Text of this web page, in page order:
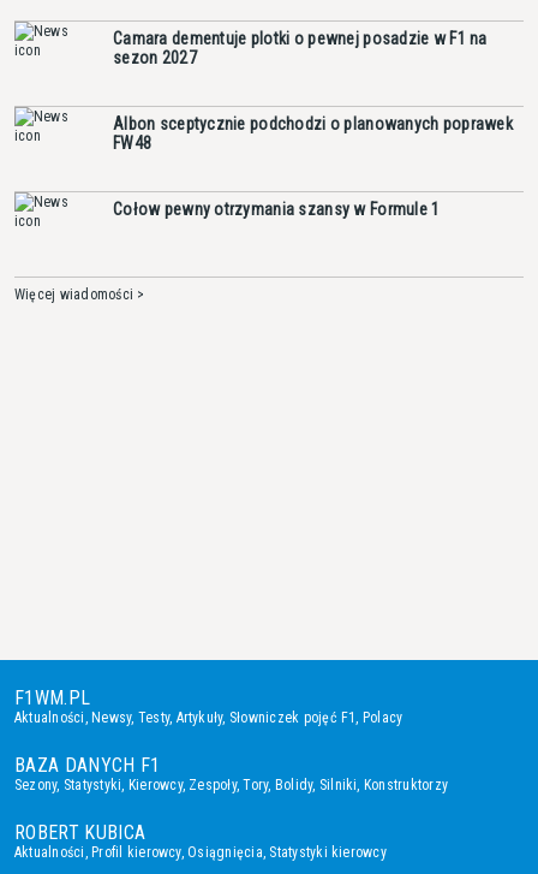
Camara dementuje plotki o pewnej posadzie w F1 na
sezon 2027
Albon sceptycznie podchodzi o planowanych poprawek
FW48
Cołow pewny otrzymania szansy w Formule 1
Więcej wiadomości >
F1WM.PL
Aktualności, Newsy, Testy, Artykuły, Słowniczek pojęć F1, Polacy
BAZA DANYCH F1
Sezony, Statystyki, Kierowcy, Zespoły,Tory, Bolidy, Silniki, Konstruktorzy
ROBERT KUBICA
Aktualności, Profil kierowcy,Osiągnięcia, Statystyki kierowcy